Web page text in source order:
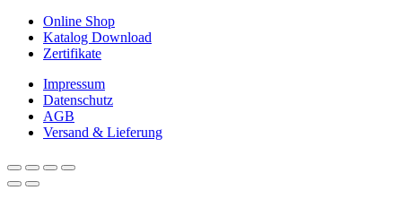
Online Shop
Katalog Download
Zertifikate
Impressum
Datenschutz
AGB
Versand & Lieferung